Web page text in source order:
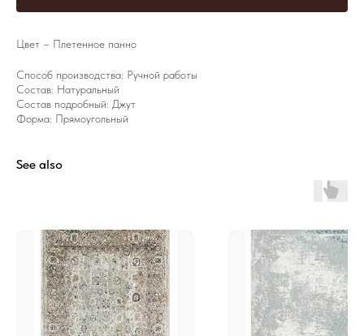
Цвет – Плетенное панно
Способ производства: Ручной работы
Состав: Натуральный
Состав подробный: Джут
Форма: Прямоугольный
See also